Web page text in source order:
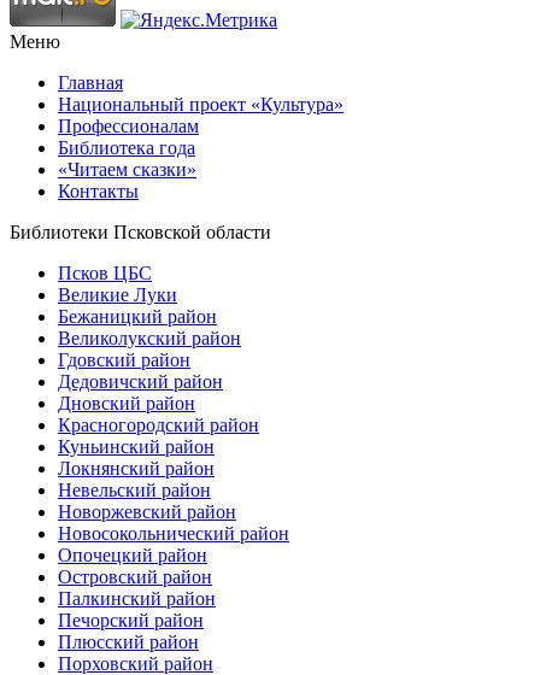
Меню
Главная
Национальный проект «Культура»
Профессионалам
Библиотека года
«Читаем сказки»
Контакты
Библиотеки Псковской области
Псков ЦБС
Великие Луки
Бежаницкий район
Великолукский район
Гдовский район
Дедовичский район
Дновский район
Красногородский район
Куньинский район
Локнянский район
Невельский район
Новоржевский район
Новосокольнический район
Опочецкий район
Островский район
Палкинский район
Печорский район
Плюсский район
Порховский район